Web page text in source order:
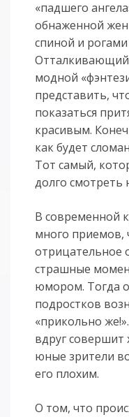
«падшего
обнаженной
спиной и рогами
модной
представить,
показаться
красивым.
как будет
Тот самый,
долго смотреть
В современной
много приемов,
отрицательное
страшные
юмором. Тогда
подростков
«прикольно
вдруг совершит
юные зрители
его плохим.
О том, что